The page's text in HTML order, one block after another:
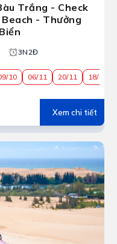
Trắng - Check
- Thưởng
3N2Đ
10 06/11 20/11 18/12
Xem chi tiết